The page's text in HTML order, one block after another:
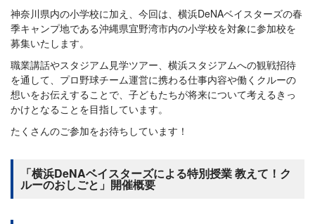
神奈川県内の小学校に加え、今回は、横浜DeNAベイスターズの春
季キャンプ地である沖縄県宜野湾市内の小学校を対象に参加校を
募集いたします。
職業講話やスタジアム見学ツアー、横浜スタジアムへの観戦招待
を通して、プロ野球チーム運営に携わる仕事内容や働くクルーの
想いをお伝えすることで、子どもたちが将来について考えるきっ
かけとなることを目指しています。
たくさんのご参加をお待ちしています！
「横浜DeNAベイスターズによる特別授業 教えて！ク
ルーのおしごと」開催概要